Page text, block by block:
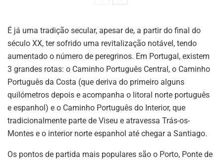
É já uma tradição secular, apesar de, a partir do final do
século XX, ter sofrido uma revitalização notável, tendo
aumentado o número de peregrinos. Em Portugal, existem
3 grandes rotas: o Caminho Português Central, o Caminho
Português da Costa (que deriva do primeiro alguns
quilómetros depois e acompanha o litoral norte português
e espanhol) e o Caminho Português do Interior, que
tradicionalmente parte de Viseu e atravessa Trás-os-
Montes e o interior norte espanhol até chegar a Santiago.
Os pontos de partida mais populares são o Porto, Ponte de